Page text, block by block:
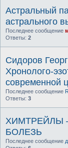
Астральный
астрального
Последнее сообщение
Ответы: 2
Сидоров
Хронолого-
современной
Последнее сообщение
Ответы: 3
ХИМТРЕЙЛЫ
БОЛЕЗЬ
Последнее сообщение